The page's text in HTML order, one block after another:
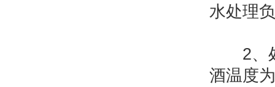
水处理
2、处
酒温度